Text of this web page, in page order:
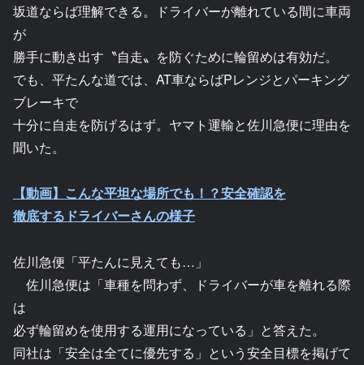
坂道ならば理解できる。ドライバーが離れている間に車両
が
勝手に動き出す〝自走〟を防ぐために輪留めは有効だ。
でも、平たんな道では、AT車ならばPレンジとパーキング
ブレーキで
十分に自走を防げるはず。ヤマト運輸と佐川急便に理由を
聞いた。
【動画】こんな平坦な場所でも！？安全確認を
徹底するドライバーさんの様子
佐川急便「平たんに見えても…」
佐川急便は「車種を問わず、ドライバーが車を離れる際
は
必ず輪留めを使用する運用になっている」と答えた。
同社は「安全は全てに優先する」という安全目標を掲げて